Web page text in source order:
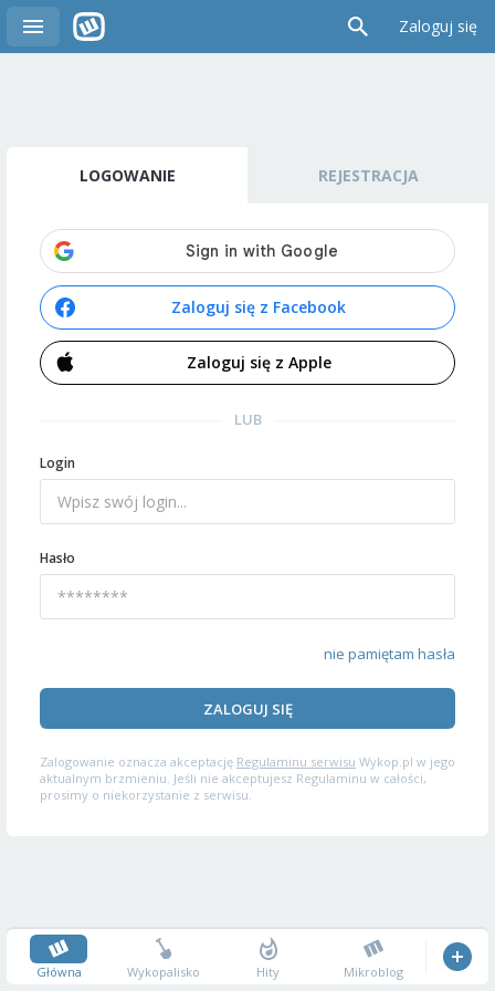
Zaloguj się
LOGOWANIE REJESTRACJA
Zaloguj się z Facebook
Zaloguj się z Apple
LUB
Login
Hasło
nie pamiętam hasła
ZALOGUJ SIĘ
Zalogowanie oznacza akceptację Regulaminu serwisu Wykop.pl w jego
aktualnym brzmieniu. Jeśli nie akceptujesz Regulaminu w całości,
prosimy o niekorzystanie z serwisu.
Główna Wykopalisko Hity Mikroblog